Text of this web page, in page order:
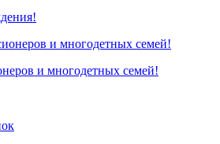
и многодетных семей!